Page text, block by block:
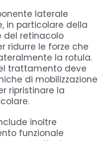
laterale
in particolare della
del retinacolo
ridurre le forze che
la rotula.
trattamento deve
di mobilizzazione
ripristinare la
inoltre
funzionale